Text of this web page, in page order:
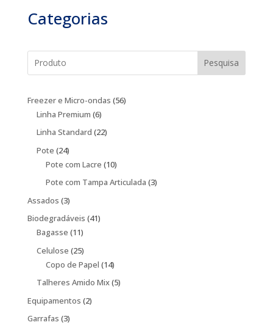
Categorias
Pesquisa
Freezer e Micro-ondas 5656
Linha Premium 66
produtos
Linha Standard 2222
Pote 2424
produtos
Pote com Lacre 1010
produtos
Pote com Tampa Articulada 33
Assados 33
produtos
Biodegradáveis 4141
Bagasse 1111
produtos
Celulose 2525
produtos
Copo de Papel 1414
produtos
Talheres Amido Mix 55
Equipamentos 22
Garrafas 33